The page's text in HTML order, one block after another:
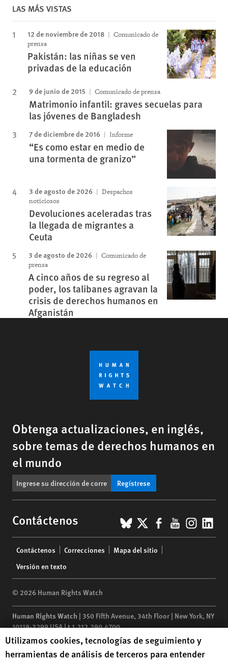
LAS MÁS VISTAS
12 de noviembre de 2018
Comunicado de
prensa
Pakistán: las niñas se ven
privadas de la educación
9 de junio de 2015 Comunicado de prensa
Matrimonio infantil: graves secuelas para
las jóvenes de Bangladesh
7 de diciembre de 2016 Informe
“Es como estar en medio de
una tormenta de granizo”
3 de agosto de 2026
Despachos
noticiosos
Devoluciones aceleradas tras
la llegada de migrantes a
Ceuta
3 de agosto de 2026
Comunicado de
prensa
A cinco años de su regreso al
poder, los talibanes agravan la
crisis de derechos humanos en
Afganistán
Obtenga actualizaciones, en inglés,
sobre temas de derechos humanos en
el mundo
Regístrese
Contáctenos BlueSky
X Facebook
YouTube
menu
Contáctenos Correcciones
Mapa del sitio
Versión en texto
© 2026 Human Rights Watch
Human Rights Watch | 350 Fifth Avenue, 34th Floor | New York, NY
10118-3299USA|t1.212.290.4700
Human Rights Watchis a 501(C)(3) nonprofit registered in the US
under EIN: 13-2875808
Human Rights Watch cookie preferences
Utilizamos cookies, tecnologías de seguimiento y
herramientas de análisis de terceros para entender